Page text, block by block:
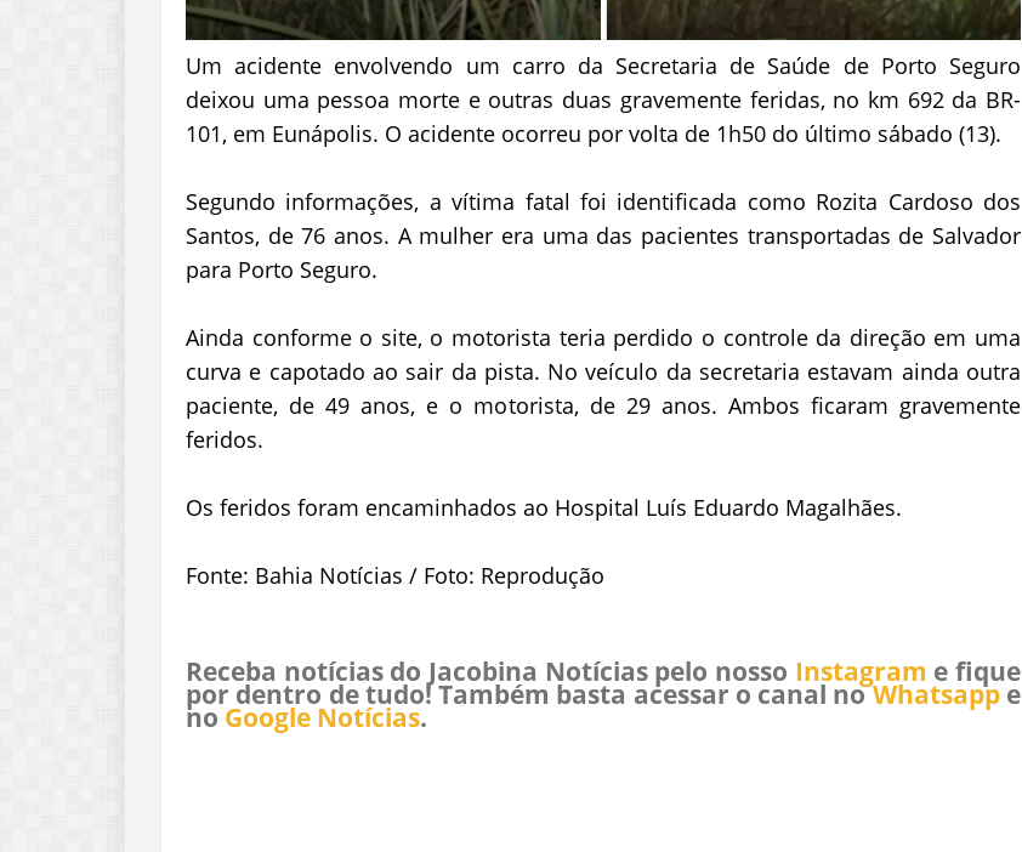
Um acidente envolvendo um carro da Secretaria de Saúde de Porto Seguro
deixou uma pessoa morte e outras duas gravemente feridas, no km 692 da BR-
101, em Eunápolis. O acidente ocorreu por volta de 1h50 do último sábado (13).
Segundo informações, a vítima fatal foi identificada como Rozita Cardoso dos
Santos, de 76 anos. A mulher era uma das pacientes transportadas de Salvador
para Porto Seguro.
Ainda conforme o site, o motorista teria perdido o controle da direção em uma
curva e capotado ao sair da pista. No veículo da secretaria estavam ainda outra
paciente, de 49 anos, e o motorista, de 29 anos. Ambos ficaram gravemente
feridos.
Os feridos foram encaminhados ao Hospital Luís Eduardo Magalhães.
Fonte: Bahia Notícias / Foto: Reprodução
Receba notícias do Jacobina Notícias pelo nosso Instagram e fique
por dentro de tudo! Também basta acessar o canal noWhatsappe
no Google Notícias.